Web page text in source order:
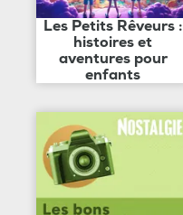
Les Petits Rêveurs :
histoires et
aventures pour
enfants